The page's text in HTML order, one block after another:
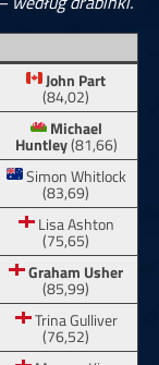
John Part
(84,02)
Michael
Huntley(81,66)
Simon Whitlock
(83,69)
Lisa Ashton
(75,65)
Graham Usher
(85,99)
Trina Gulliver
(76,52)